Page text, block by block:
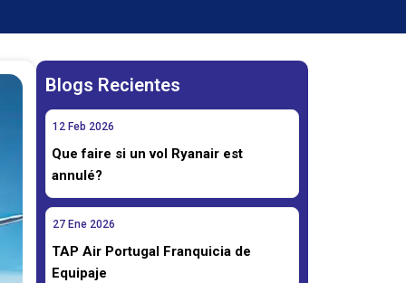
Blogs Recientes
12 Feb 2026
Que faire si un vol Ryanair est
annulé?
27 Ene 2026
TAP Air Portugal Franquicia de
Equipaje